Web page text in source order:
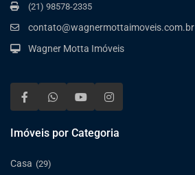
(21) 98578-2335
contato@wagnermottaimoveis.com.br
Wagner Motta Imóveis
Imóveis por Categoria
Casa (29)